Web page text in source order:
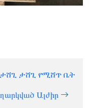
ታሸጊ ታሸጊ የሚሸጥ ቤት
Ալժիր